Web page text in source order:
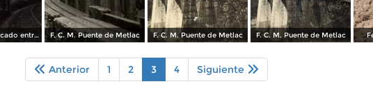
Camino electrificado entre Fortín y Metlac. F. C. Méx. F. C. M. Puente de Metlac F. C. M. Puente de Metlac F. C. M. Puente de Metlac
Anterior 1 2 3 4 Siguiente